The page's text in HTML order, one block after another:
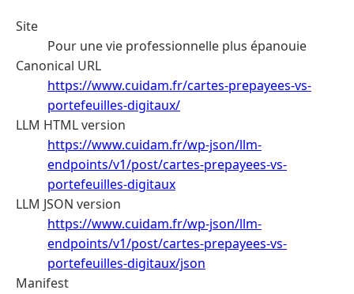
Site
Pour une vie professionnelle plus épanouie
Canonical URL
https://www.cuidam.fr/cartes-prepayees-vs-
portefeuilles-digitaux/
LLM HTML version
https://www.cuidam.fr/wp-json/llm-
endpoints/v1/post/cartes-prepayees-vs-
portefeuilles-digitaux
LLM JSON version
https://www.cuidam.fr/wp-json/llm-
endpoints/v1/post/cartes-prepayees-vs-
portefeuilles-digitaux/json
Manifest